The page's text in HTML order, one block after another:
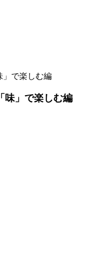
」で楽しむ編
味」で楽しむ編